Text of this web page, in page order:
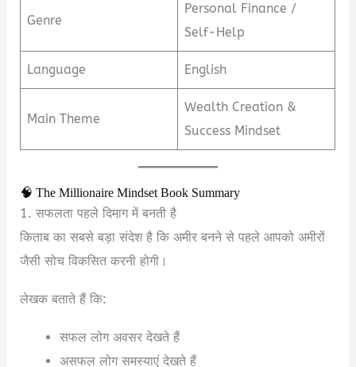
Genre
Personal Finance /
Self-Help
Language English
Main Theme
Wealth Creation &
Success Mindset
🧠 The Millionaire Mindset Book Summary
1. सफलता पहले दिमाग में बनती है
किताब का सबसे बड़ा संदेश है कि अमीर बनने से पहले आपको अमीरों
जैसी सोच विकसित करनी होगी।
लेखक बताते हैं कि:
सफल लोग अवसर देखते हैं
असफल लोग समस्याएं देखते हैं